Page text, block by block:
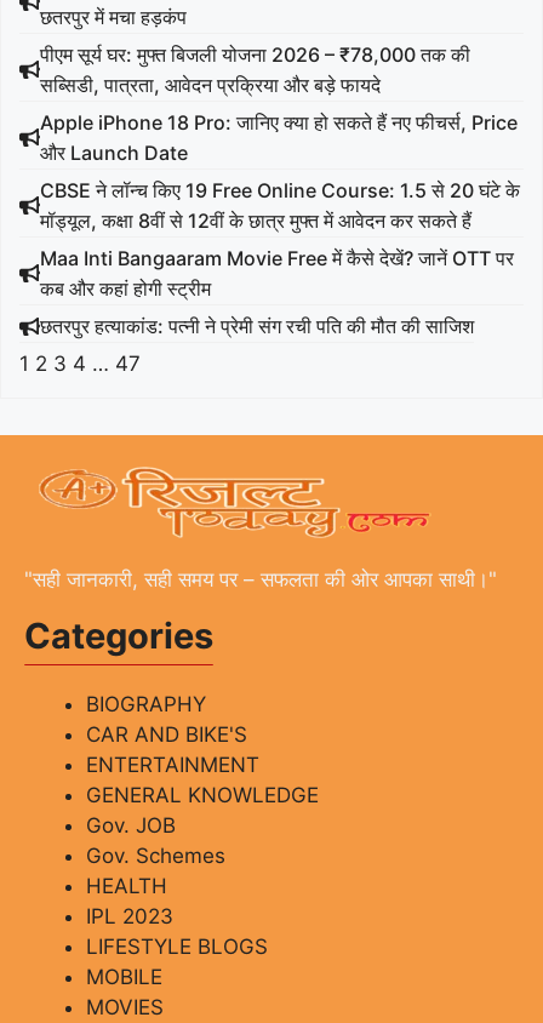
छतरपुर में मचा हड़कंप
पीएम सूर्य घर: मुफ्त बिजली योजना 2026 – ₹78,000 तक की
सब्सिडी, पात्रता, आवेदन प्रक्रिया और बड़े फायदे
Apple iPhone 18 Pro: जानिए क्या हो सकते हैं नए फीचर्स, Price
और Launch Date
CBSE ने लॉन्च किए 19 Free Online Course: 1.5 से 20 घंटे के
मॉड्यूल, कक्षा 8वीं से 12वीं के छात्र मुफ्त में आवेदन कर सकते हैं
Maa Inti Bangaaram Movie Free में कैसे देखें? जानें OTT पर
कब और कहां होगी स्ट्रीम
छतरपुर हत्याकांड: पत्नी ने प्रेमी संग रची पति की मौत की साजिश
1 2 3 4 … 47
"सही जानकारी, सही समय पर – सफलता की ओर आपका साथी।"
Categories
BIOGRAPHY
CAR AND BIKE'S
ENTERTAINMENT
GENERAL KNOWLEDGE
Gov. JOB
Gov. Schemes
HEALTH
IPL 2023
LIFESTYLE BLOGS
MOBILE
MOVIES